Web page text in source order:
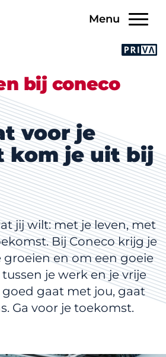
Menu
bij coneco
voor je
kom je uit bij
jij wilt: met je leven, met
Bij Coneco krijg je
en om een goeie
je werk en je vrije
gaat met jou, gaat
Ga voor je toekomst.